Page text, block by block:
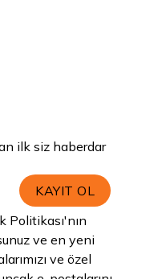
ilk siz haberdar
KAYIT OL
Politikası'nın
ve en yeni
ve özel